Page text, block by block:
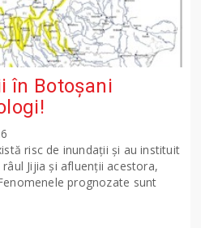
în Botoșani
risc de inundații și au instituit
Jijia și afluenții acestora,
prognozate sunt